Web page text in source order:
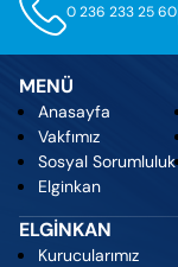
0 236 233 25 60
MENÜ
Anasayfa
Vakfımız
Sosyal Sorumluluk
Elginkan
ELGİNKAN
Kurucularımız